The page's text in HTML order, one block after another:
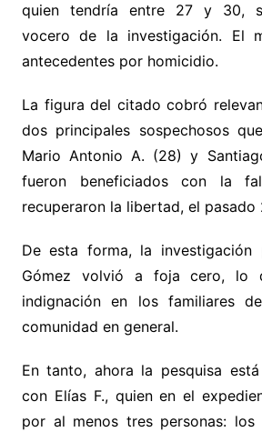
quien tendría entre 27 y 30,
vocero de la investigación. El
antecedentes por homicidio.
La figura del citado cobró
dos principales sospechosos
Mario Antonio A. (28) y
fueron beneficiados con la
recuperaron la libertad, el pasado
De esta forma, la
Gómez volvió a foja cero, lo
indignación en los familiares
comunidad en general.
En tanto, ahora la pesquisa
con Elías F., quien en el
por al menos tres personas: los